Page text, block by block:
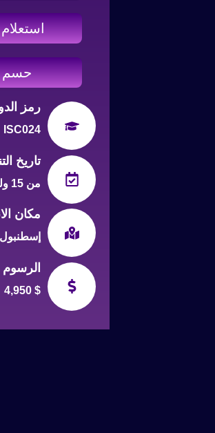
حسم
رمز
ISC024
تاريخ
من 15 ولغاية 24 فبراير 2026
مكان
إسطنبول
الرسوم
4,950 $